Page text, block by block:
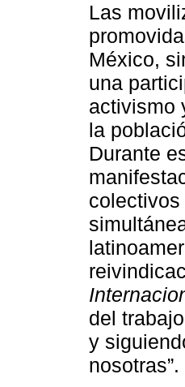
Las
México,
una
activismo
la
Durante
del
y
nosotras”.